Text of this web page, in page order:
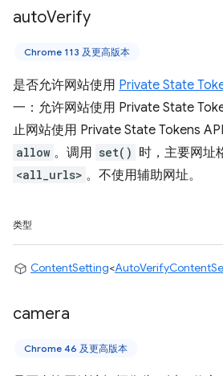
autoVerify
Chrome 113 及更高版本
是否允许网站使用 Private State
一：允许网站使用 Private State
止网站使用 Private State Tokens
allow 。调用 set() 时，主要网址
<all_urls> 。不使用辅助网址。
类型
ContentSetting<
camera
Chrome 46 及更高版本